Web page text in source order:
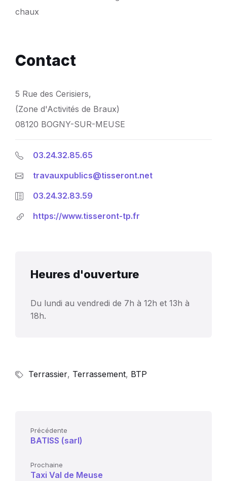
chaux
Contact
5 Rue des Cerisiers,
(Zone d'Activités de Braux)
08120 BOGNY-SUR-MEUSE
03.24.32.85.65
travauxpublics@tisseront.net
03.24.32.83.59
https://www.tisseront-tp.fr
Heures d'ouverture
Du lundi au vendredi de 7h à 12h et 13h à
18h.
Terrassier, Terrassement, BTP
Précédente
BATISS (sarl)
Prochaine
Taxi Val de Meuse